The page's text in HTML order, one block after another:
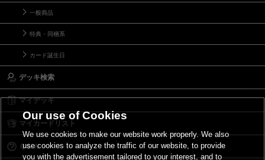
一般商品
特典・同梱系
カード誕生日
デッキ検索
マイデッキ
マイカードリスト
Ｑ＆Ａ
Our use of Cookies
We use cookies to make our website work properly. We also
use cookies to analyze the traffic of our website, to provide
you with the advertisement tailored to your interest, and to